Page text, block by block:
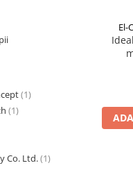
(1)
(1)
Co. Ltd.(1)
El-